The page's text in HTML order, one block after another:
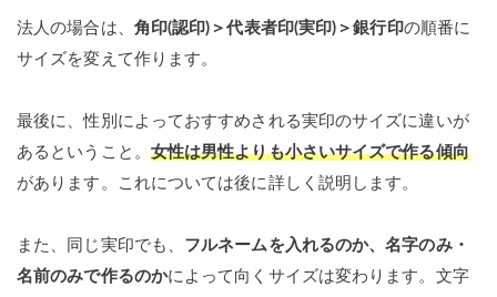
法人の場合は、 角印(認印)＞代表者印(実印)＞銀行印の順番に
サイズを変えて作ります。
最後に、性別によっておすすめされる実印のサイズに違いが
あるということ。 女性は男性よりも小さいサイズで作る傾向
があります。これについては後に詳しく説明します。
また、同じ実印でも、 フルネームを入れるのか、名字のみ・
名前のみで作るのかによって向くサイズは変わります。文字